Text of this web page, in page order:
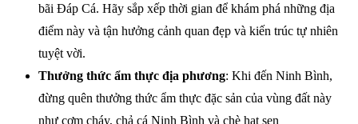
bãi Đáp Cá. Hãy sắp xếp thời gian để khám phá những địa
điểm này và tận hưởng cảnh quan đẹp và kiến trúc tự nhiên
tuyệt vời.
Thưởng thức ẩm thực địa phương: Khi đến Ninh Bình,
đừng quên thưởng thức ẩm thực đặc sản của vùng đất này
như cơm cháy, chả cá Ninh Bình và chè hạt sen